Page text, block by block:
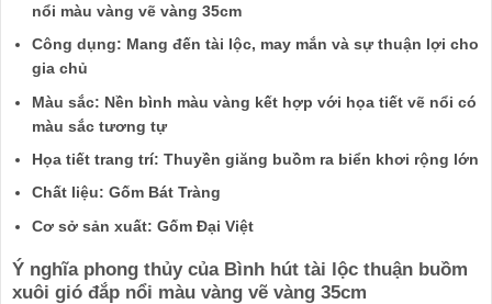
nổi màu vàng vẽ vàng 35cm
Công dụng: Mang đến tài lộc, may mắn và sự thuận lợi cho
gia chủ
Màu sắc: Nền bình màu vàng kết hợp với họa tiết vẽ nổi có
màu sắc tương tự
Họa tiết trang trí: Thuyền giăng buồm ra biển khơi rộng lớn
Chất liệu: Gốm Bát Tràng
Cơ sở sản xuất: Gốm Đại Việt
Ý nghĩa phong thủy của Bình hút tài lộc thuận buồm
xuôi gió đắp nổi màu vàng vẽ vàng 35cm